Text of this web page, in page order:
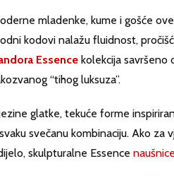
mladenke, kume i gošće
kodovi nalažu fluidnost,
Essence kolekcija
“tihog luksuza”.
glatke, tekuće forme
svečanu kombinaciju. Ako
skulpturalne Essence naušnice